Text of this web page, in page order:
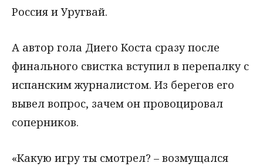
Россия и Уругвай.
А автор гола Диего Коста сразу после
финального свистка вступил в перепалку с
испанским журналистом. Из берегов его
вывел вопрос, зачем он провоцировал
соперников.
«Какую игру ты смотрел? – возмущался